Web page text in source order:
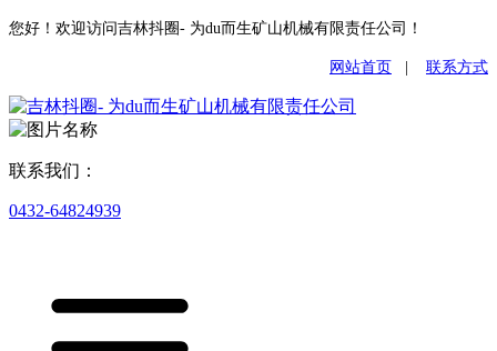
您好！欢迎访问吉林抖圈- 为du而生矿山机械有限责任公司！
网站首页 联系方式
联系我们：
0432-64824939